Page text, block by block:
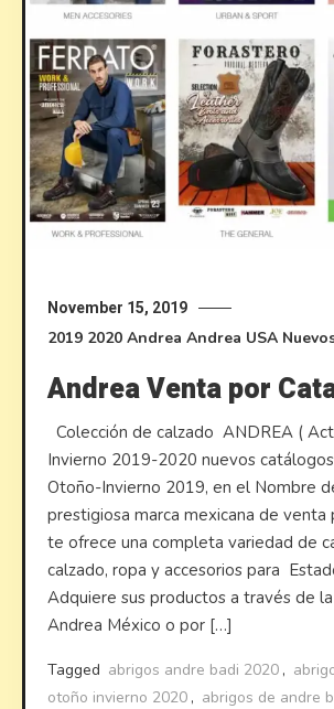
November 15, 2019
2019 2020 Andrea Andrea USA
Andrea Venta por
Colección de calzado ANDREA (
Invierno 2019-2020 nuevos
Otoño-Invierno 2019, en el Nombre
prestigiosa marca mexicana de venta
te ofrece una completa variedad de
calzado, ropa y accesorios para
Adquiere sus productos a través de
Andrea México o por […]
Tagged abrigos andre badi 2020 ,
otoño invierno 2020 , abrigos de andre